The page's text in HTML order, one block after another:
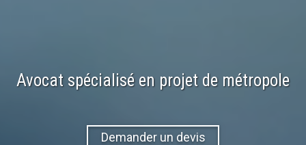
Avocat spécialisé en projet de métropole
Demander un devis